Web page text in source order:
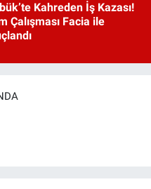
Kahreden İş Kazası!
Çalışması Facia ile